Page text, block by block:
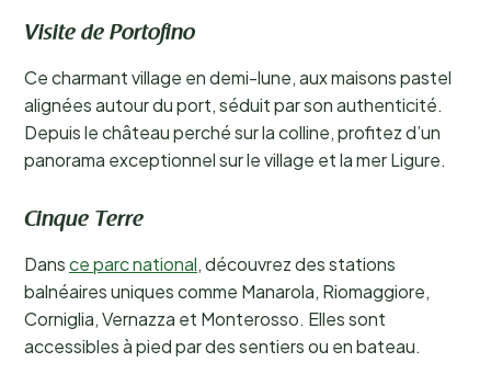
Visite de Portofino
Ce charmant village en demi-lune, aux maisons pastel
alignées autour du port, séduit par son authenticité.
Depuis le château perché sur la colline, profitez d’un
panorama exceptionnel sur le village et la mer Ligure.
Cinque Terre
Dansce parc national, découvrez des stations
balnéaires uniques comme Manarola, Riomaggiore,
Corniglia, Vernazza et Monterosso. Elles sont
accessibles à pied par des sentiers ou en bateau.